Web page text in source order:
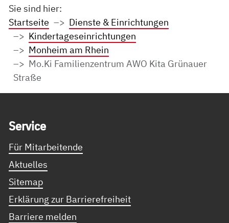
Sie sind hier:
Startseite
Dienste & Einrichtungen
Kindertageseinrichtungen
Monheim am Rhein
Mo.Ki Familienzentrum AWO Kita Grünauer
Straße
Ser­vice
Für Mitarbeitende
Aktuelles
Sitemap
Erklärung zur Barrierefreiheit
Barriere melden